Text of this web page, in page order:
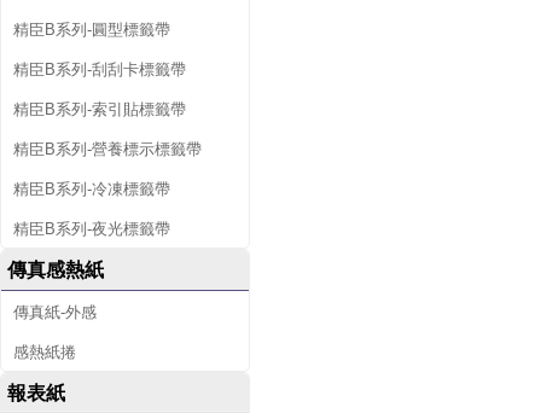
精臣B系列-圓型標籤帶
精臣B系列-刮刮卡標籤帶
精臣B系列-索引貼標籤帶
精臣B系列-營養標示標籤帶
精臣B系列-冷凍標籤帶
精臣B系列-夜光標籤帶
傳真感熱紙
傳真紙-外感
感熱紙捲
報表紙